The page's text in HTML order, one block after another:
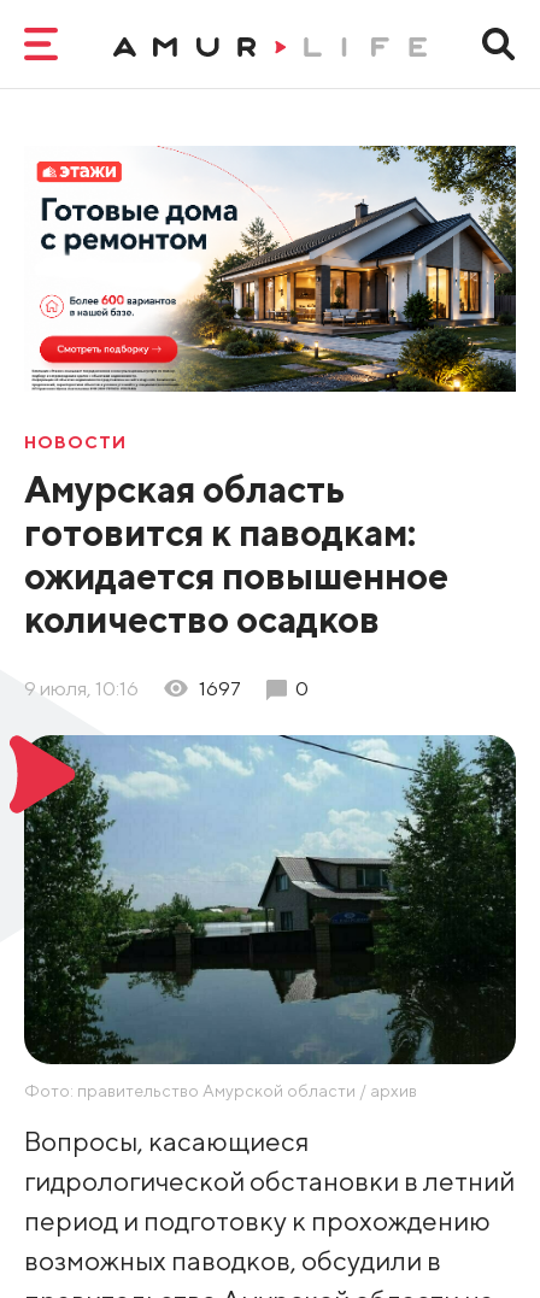
НОВОСТИ
Амурская область
готовится к паводкам:
ожидается повышенное
количество осадков
9 июля, 10:16 1697 0
Фото: правительство Амурской области / архив
Вопросы, касающиеся
гидрологической обстановки в летний
период и подготовку к прохождению
возможных паводков, обсудили в